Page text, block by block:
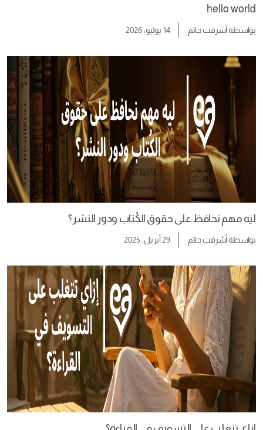
hello world
بواسطةأشرقت حاتم 14 يوليو، 2026
ليه مهم نحافظ على حقوق الكُتاب ودور النشر؟
بواسطةأشرقت حاتم 29 أبريل، 2025